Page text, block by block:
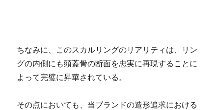
ちなみに、このスカルリングのリアリティは、リン
グの内側にも頭蓋骨の断面を忠実に再現することに
よって完璧に昇華されている。
その点においても、当ブランドの造形追求における